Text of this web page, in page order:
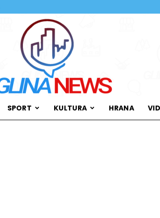
SPORT KULTURA HRANA